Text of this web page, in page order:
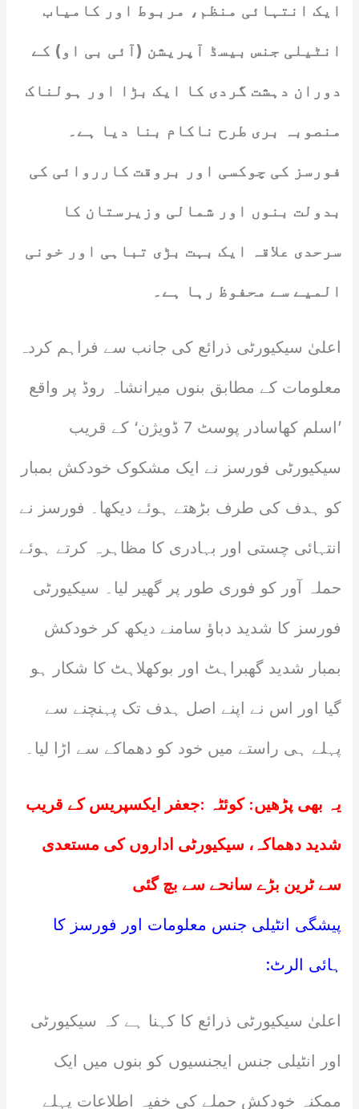
ایک انتہائی منظم، مربوط اور کامیاب
انٹیلی جنس بیسڈ آپریشن (آئی بی او) کے
دوران دہشت گردی کا ایک بڑا اور ہولناک
منصوبہ بری طرح ناکام بنا دیا ہے۔
فورسز کی چوکسی اور بروقت کارروائی کی
بدولت بنوں اور شمالی وزیرستان کا
سرحدی علاقہ ایک بہت بڑی تباہی اور خونی
المیے سے محفوظ رہا ہے۔
اعلیٰ سیکیورٹی ذرائع کی جانب سے فراہم کردہ
معلومات کے مطابق بنوں میرانشاہ روڈ پر واقع
’اسلم کھاسادر پوسٹ 7 ڈویژن‘ کے قریب
سیکیورٹی فورسز نے ایک مشکوک خودکش بمبار
کو ہدف کی طرف بڑھتے ہوئے دیکھا۔ فورسز نے
انتہائی چستی اور بہادری کا مظاہرہ کرتے ہوئے
حملہ آور کو فوری طور پر گھیر لیا۔ سیکیورٹی
فورسز کا شدید دباؤ سامنے دیکھ کر خودکش
بمبار شدید گھبراہٹ اور بوکھلاہٹ کا شکار ہو
گیا اور اس نے اپنے اصل ہدف تک پہنچنے سے
پہلے ہی راستے میں خود کو دھماکے سے اڑا لیا۔
یہ بھی پڑھیں:کوئٹہ :جعفر ایکسپریس کے قریب
شدید دھماکہ، سیکیورٹی اداروں کی مستعدی
سے ٹرین بڑے سانحے سے بچ گئی
پیشگی انٹیلی جنس معلومات اور فورسز کا
ہائی الرٹ:
اعلیٰ سیکیورٹی ذرائع کا کہنا ہے کہ سیکیورٹی
اور انٹیلی جنس ایجنسیوں کو بنوں میں ایک
ممکنہ خودکش حملے کی خفیہ اطلاعات پہلے